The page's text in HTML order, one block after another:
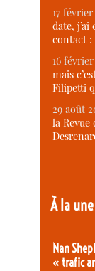
17
date, j’ai
contact
16
mais
Filipetti
29 août
la Revue
À la une
Nan
« trafic